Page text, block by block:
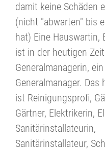
damit keine Schäden
(nicht "abwarten" bis
hat) Eine Hauswartin,
ist in der heutigen
Generalmanagerin, ein
Generalmanager. Das
ist Reinigungsprofi,
Gärtner, Elektrikerin,
Sanitärinstallateurin,
Sanitärinstallateur,